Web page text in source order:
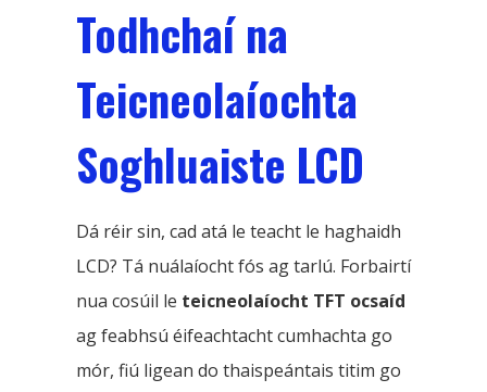
Todhchaí na
Teicneolaíochta
Soghluaiste LCD
Dá réir sin, cad atá le teacht le haghaidh
LCD? Tá nuálaíocht fós ag tarlú. Forbairtí
nua cosúil le teicneolaíocht TFT ocsaíd
ag feabhsú éifeachtacht cumhachta go
mór, fiú ligean do thaispeántais titim go